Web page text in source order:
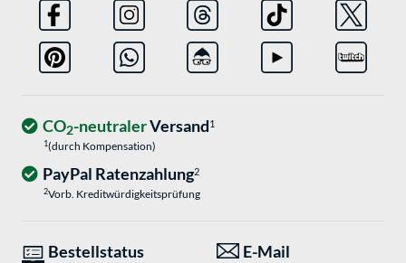
CO2-neutralerVersand1
1(durch Kompensation)
PayPal Ratenzahlung2
2Vorb. Kreditwürdigkeitsprüfung
Bestellstatus
E-Mail